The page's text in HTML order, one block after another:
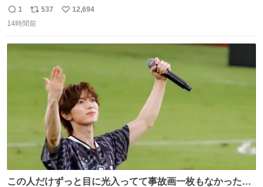
すの好きすぎるWWWWWWWWWWWWW こちら側と同じ
感覚助かる🙂‍↕️🙂‍↕️🙂‍↕️
返
信
1
リ
ポ
ト
537
い
数
12,694
14時間前
この人だけずっと目に光入ってて事故画一枚もなかったす